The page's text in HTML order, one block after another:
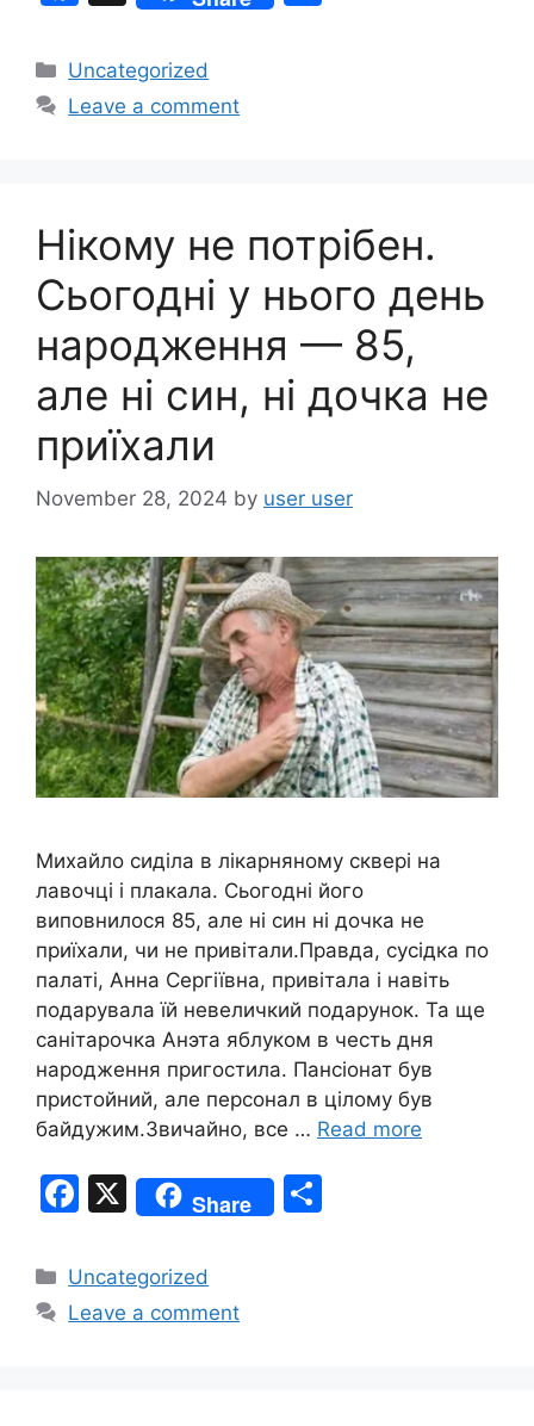
c
e
k
Categories
Uncategorized
Leave a comment
Нікому не потрібен.
Сьогодні у нього день
народження — 85,
але ні син, ні дочка не
приїхали
November 28, 2024 by user user
Михайло сиділа в лікарняному сквері на
лавочці і плакала. Сьогодні його
виповнилося 85, але ні син ні дочка не
приїхали, чи не привітали.Правда, сусідка по
палаті, Анна Сергіївна, привітала і навіть
подарувала їй невеличкий подарунок. Та ще
санітарочка Анэта яблуком в честь дня
народження пригостила. Пансіонат був
пристойний, але персонал в цілому був
байдужим.Звичайно, все … Read more
F
c
e
X Share
Categories
Uncategorized
Leave a comment